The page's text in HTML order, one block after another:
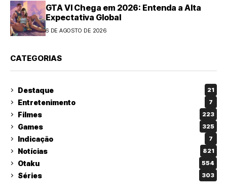
GTA VI Chega em 2026: Entenda a Alta
Expectativa Global
6 DE AGOSTO DE 2026
CATEGORIAS
Destaque 21
Entretenimento 7
Filmes 223
Games 325
Indicação 7
Notícias 821
Otaku 554
Séries 303